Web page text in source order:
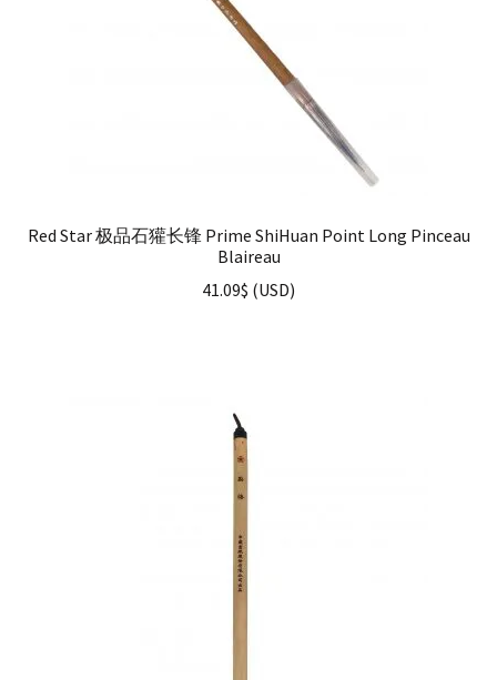
Red Star 极品石獾长锋 Prime ShiHuan Point Long Pinceau
Blaireau
41.09$ (USD)